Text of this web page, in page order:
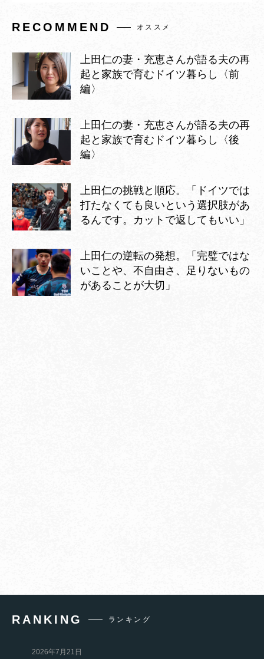
RECOMMEND オススメ
上田仁の妻・充恵さんが語る夫の再
起と家族で育むドイツ暮らし〈前
編〉
上田仁の妻・充恵さんが語る夫の再
起と家族で育むドイツ暮らし〈後
編〉
上田仁の挑戦と順応。「ドイツでは
打たなくても良いという選択肢があ
るんです。カットで返してもいい」
上田仁の逆転の発想。「完璧ではな
いことや、不自由さ、足りないもの
があることが大切」
RANKING ランキング
2026年7月21日